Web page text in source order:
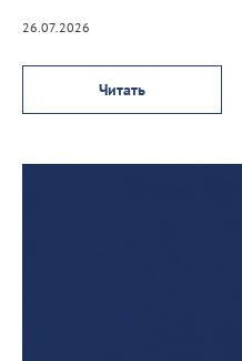
26.07.2026
Читать